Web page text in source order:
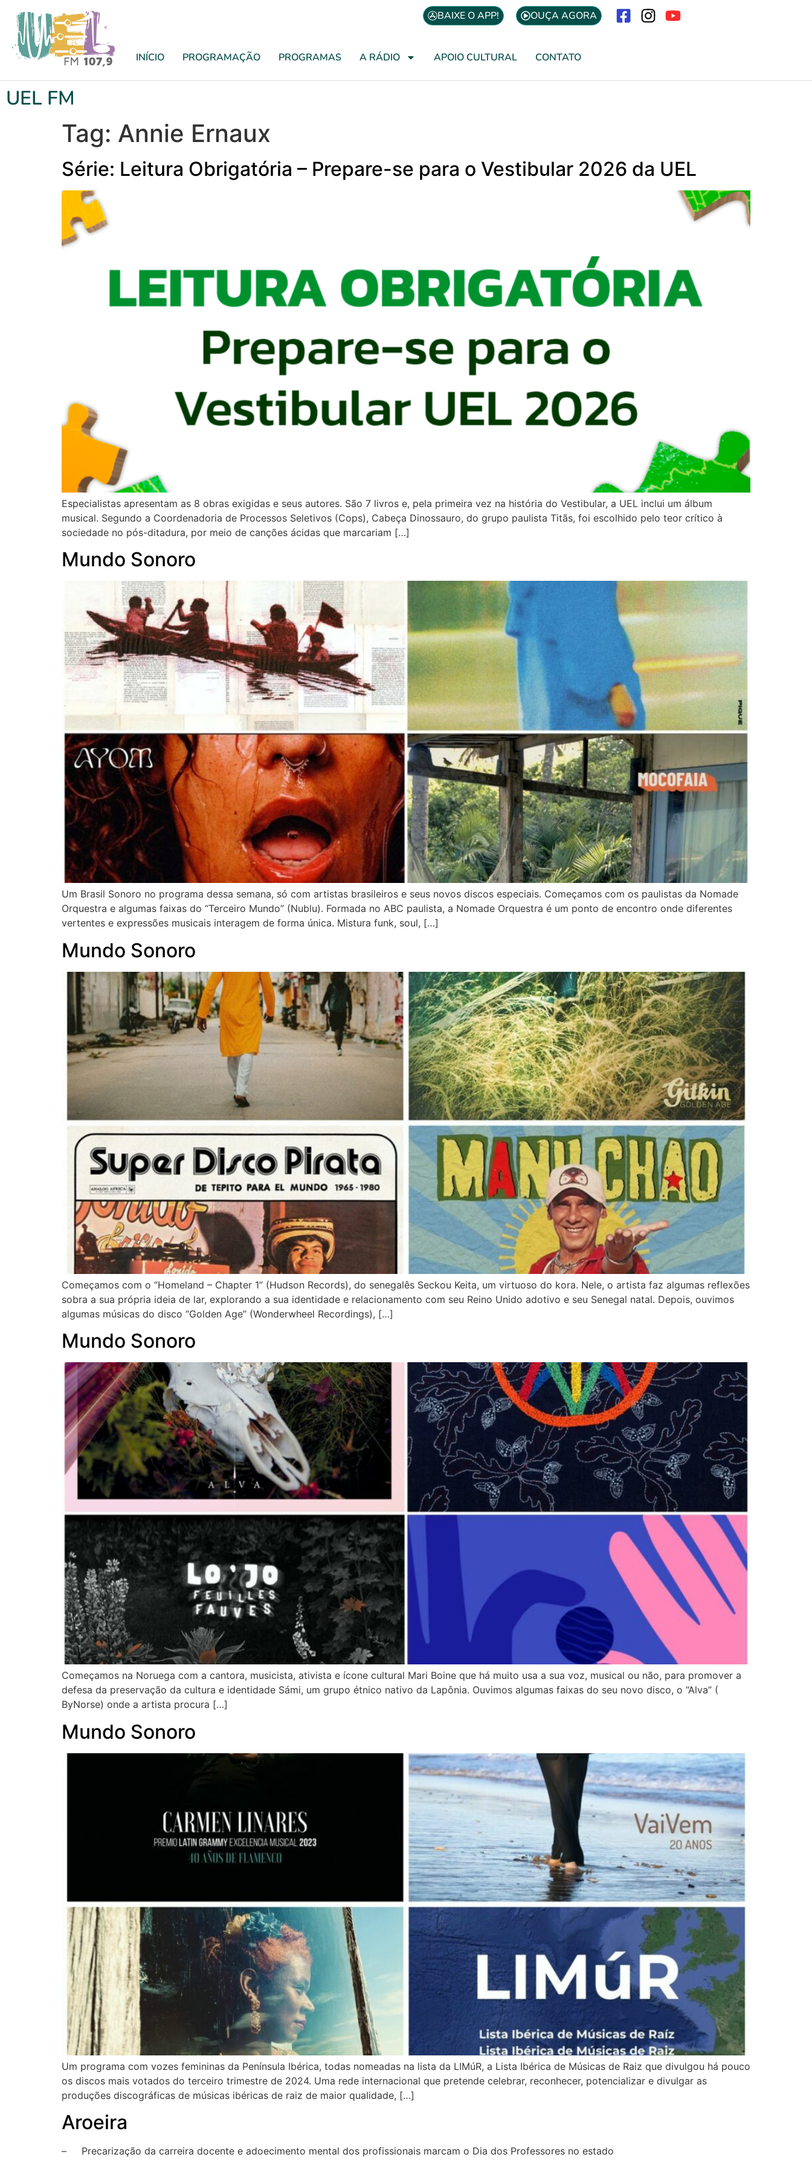
BAIXE O APP! OUÇA AGORA
INÍCIO PROGRAMAÇÃO PROGRAMAS A RÁDIO APOIO CULTURAL CONTATO
UEL FM
Tag: Annie Ernaux
Série: Leitura Obrigatória – Prepare-se para o Vestibular 2026 da UEL
Especialistas apresentam as 8 obras exigidas e seus autores. São 7 livros e, pela primeira vez na história do Vestibular, a UEL inclui um álbum
musical. Segundo a Coordenadoria de Processos Seletivos (Cops), Cabeça Dinossauro, do grupo paulista Titãs, foi escolhido pelo teor crítico à
sociedade no pós-ditadura, por meio de canções ácidas que marcariam […]
Mundo Sonoro
Um Brasil Sonoro no programa dessa semana, só com artistas brasileiros e seus novos discos especiais. Começamos com os paulistas da Nomade
Orquestra e algumas faixas do “Terceiro Mundo” (Nublu). Formada no ABC paulista, a Nomade Orquestra é um ponto de encontro onde diferentes
vertentes e expressões musicais interagem de forma única. Mistura funk, soul, […]
Mundo Sonoro
Começamos com o “Homeland – Chapter 1” (Hudson Records), do senegalês Seckou Keita, um virtuoso do kora. Nele, o artista faz algumas reflexões
sobra a sua própria ideia de lar, explorando a sua identidade e relacionamento com seu Reino Unido adotivo e seu Senegal natal. Depois, ouvimos
algumas músicas do disco “Golden Age” (Wonderwheel Recordings), […]
Mundo Sonoro
Começamos na Noruega com a cantora, musicista, ativista e ícone cultural Mari Boine que há muito usa a sua voz, musical ou não, para promover a
defesa da preservação da cultura e identidade Sámi, um grupo étnico nativo da Lapônia. Ouvimos algumas faixas do seu novo disco, o “Alva” (
ByNorse) onde a artista procura […]
Mundo Sonoro
Um programa com vozes femininas da Península Ibérica, todas nomeadas na lista da LIMúR, a Lista Ibérica de Músicas de Raiz que divulgou há pouco
os discos mais votados do terceiro trimestre de 2024. Uma rede internacional que pretende celebrar, reconhecer, potencializar e divulgar as
produções discográficas de músicas ibéricas de raiz de maior qualidade, […]
Aroeira
– Precarização da carreira docente e adoecimento mental dos profissionais marcam o Dia dos Professores no estado